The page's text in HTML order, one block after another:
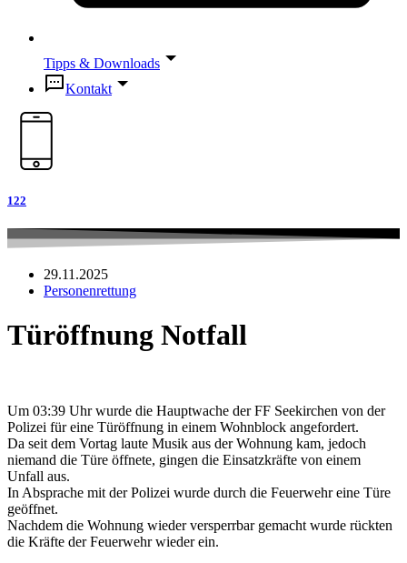
Tipps & Downloads
Kontakt
122
29.11.2025
Personenrettung
Türöffnung Notfall
Um 03:39 Uhr wurde die Hauptwache der FF Seekirchen von der
Polizei für eine Türöffnung in einem Wohnblock angefordert.
Da seit dem Vortag laute Musik aus der Wohnung kam, jedoch
niemand die Türe öffnete, gingen die Einsatzkräfte von einem
Unfall aus.
In Absprache mit der Polizei wurde durch die Feuerwehr eine Türe
geöffnet.
Nachdem die Wohnung wieder versperrbar gemacht wurde rückten
die Kräfte der Feuerwehr wieder ein.